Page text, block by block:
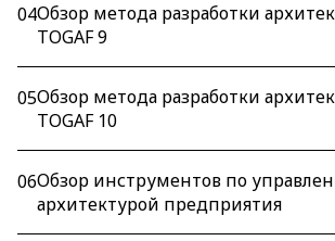
04Обзор метода разработки
TOGAF 9
05Обзор метода разработки
TOGAF 10
06Обзор инструментов по
архитектурой предприятия